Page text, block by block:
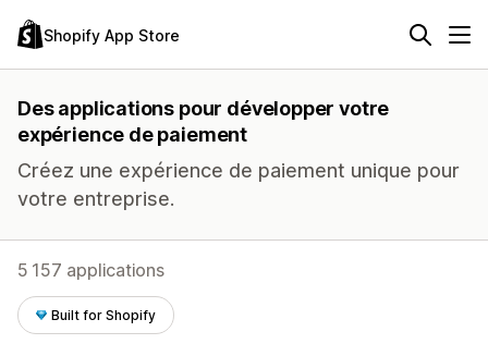
Shopify App Store
Des applications pour développer votre
expérience de paiement
Créez une expérience de paiement unique pour
votre entreprise.
5 157 applications
Built for Shopify